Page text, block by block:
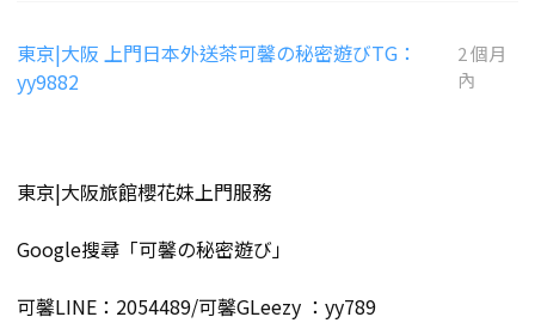
東京|大阪 上門日本外送茶可馨の秘密遊びTG：
yy9882
2 個月
內
東京|大阪旅館櫻花妹上門服務
Google搜尋「可馨の秘密遊び」
可馨LINE：2054489/可馨GLeezy ：yy789